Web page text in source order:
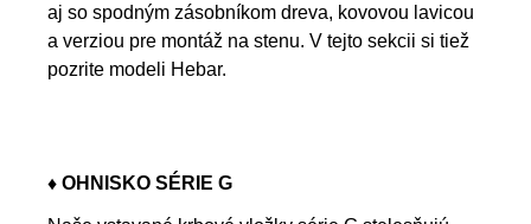
aj so spodným zásobníkom dreva, kovovou lavicou
a verziou pre montáž na stenu. V tejto sekcii si tiež
pozrite modeli Hebar.
♦ OHNISKO SÉRIE G